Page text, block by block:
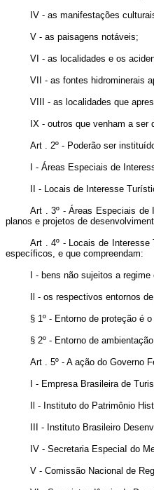
IV - as manifestações
V - as paisagens notáveis;
VI - as localidades e os
VII - as fontes hidrominerais
VIII - as localidades que
IX - outros que venham a ser
Art . 2º - Poderão ser
I - Áreas Especiais de
II - Locais de Interesse
Art . 3º - Áreas Especiais de
planos e projetos de
Art . 4º - Locais de Interesse
específicos, e que compreendam:
I - bens não sujeitos a
Il - os respectivos entornos
§ 1º - Entorno de proteção é
§ 2º - Entorno de
Art . 5º - A ação do Governo
I - Empresa Brasileira de
Il - Instituto do Patrimônio
III - Instituto Brasileiro
IV - Secretaria EspeciaI do
V - Comissão Nacional de